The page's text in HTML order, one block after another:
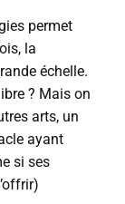
permet
la
échelle.
? Mais on
arts, un
ayant
si ses